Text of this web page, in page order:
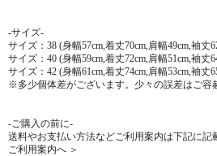
-サイズ-
サイズ：38 (身幅57cm,着丈70cm,肩幅49cm,袖丈
サイズ：40 (身幅59cm,着丈72cm,肩幅51cm,袖丈
サイズ：42 (身幅61cm,着丈74cm,肩幅53cm,袖丈
※多少個体差がございます。少々の誤差はご容
-ご購入の前に-
送料やお支払い方法などご利用案内は下記に記
ご利用案内へ ＞